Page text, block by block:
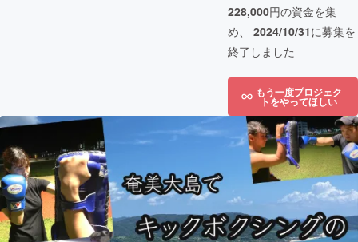
228,000円の資金を集
め、 2024/10/31に募集を
終了しました
もう一度プロジェク
トをやってほしい